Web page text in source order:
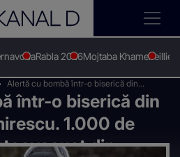
Rabla 2026Mojtaba KhameneiIlie
Alertă cu bombă într-o biserică din
comuna Vladimirescu. 1.000 de oameni s-
au autoevacuat din lăcașul de cult
într-o biserică din
1.000 de
din